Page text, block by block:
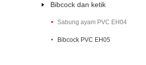
Bibcock dan ketik
Sabung ayam PVC EH04
Bibcock PVC EH05